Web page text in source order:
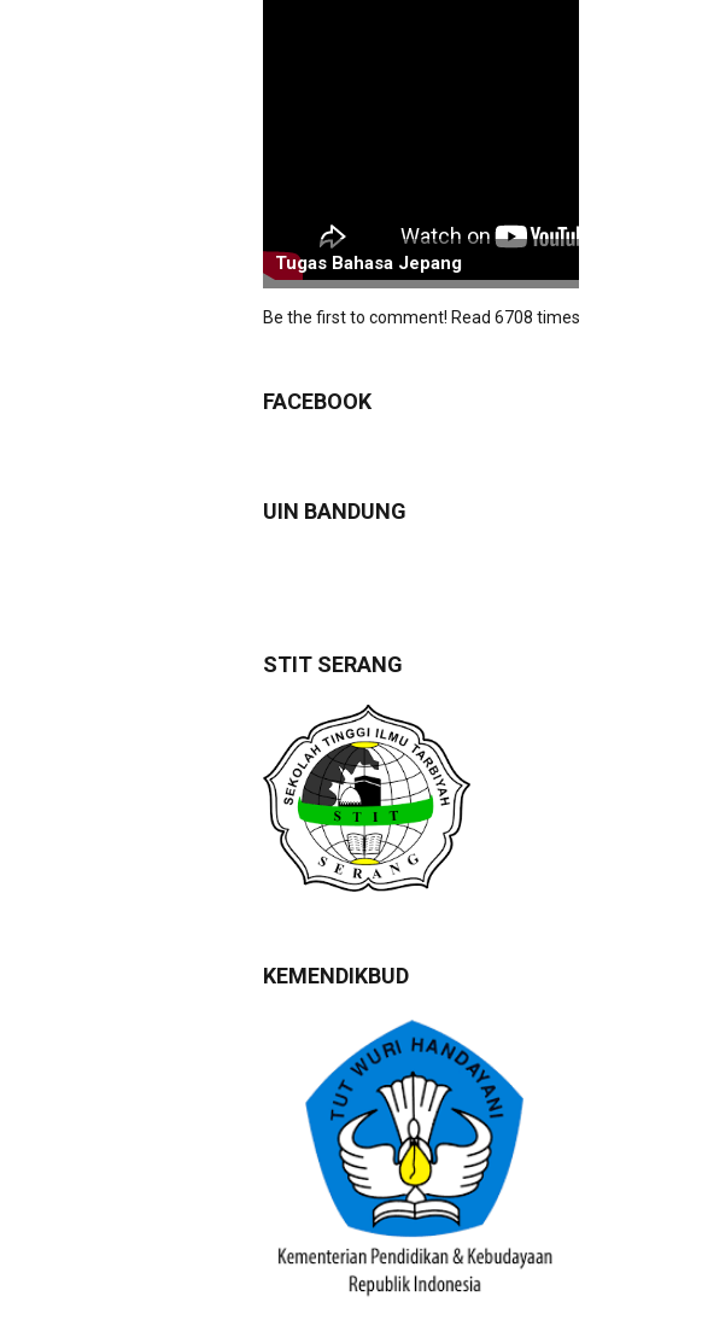
Tugas Bahasa Jepang
Be the first to comment! Read 6708 times
FACEBOOK
UIN BANDUNG
STIT SERANG
KEMENDIKBUD